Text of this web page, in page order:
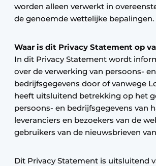
worden alleen verwerkt in
de genoemde wettelijke bepalingen.
Waar is dit Privacy Statement op
In dit Privacy Statement wordt
over de verwerking van persoons- en
bedrijfsgegevens door of vanwege
heeft uitsluitend betrekking op het
persoons- en bedrijfsgegevens van
leveranciers en bezoekers van de
gebruikers van de nieuwsbrieven
Dit Privacy Statement is uitsluitend